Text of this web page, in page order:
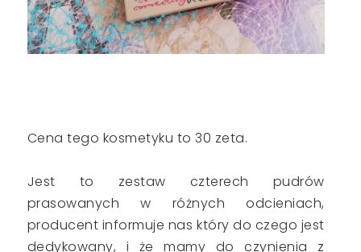
Cena tego kosmetyku to 30 zeta.
Jest to zestaw czterech pudrów
prasowanych w różnych odcieniach,
producent informuje nas który do czego jest
dedykowany, i że mamy do czynienia z